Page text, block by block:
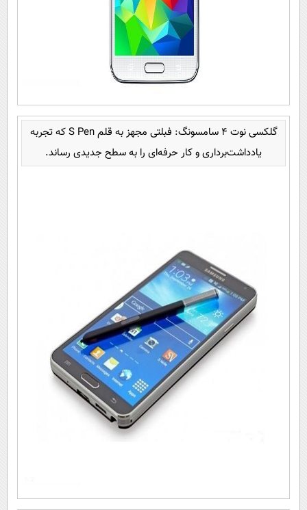
گلکسی نوت 4 سامسونگ: فبلتی مجهز به قلم S Pen که تجربه
یادداشت‌برداری و کار حرفه‌ای را به سطح جدیدی رساند.